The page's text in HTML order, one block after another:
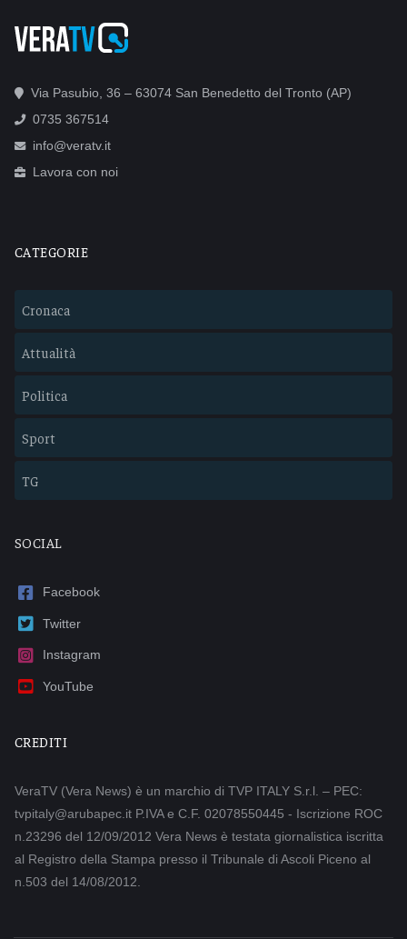
Via Pasubio, 36 – 63074 San Benedetto del Tronto (AP)
0735 367514
info@veratv.it
Lavora con noi
CATEGORIE
Cronaca
Attualità
Politica
Sport
TG
SOCIAL
Facebook
Twitter
Instagram
YouTube
CREDITI
VeraTV (Vera News) è un marchio di TVP ITALY S.r.l. – PEC:
tvpitaly@arubapec.it P.IVA e C.F. 02078550445 - Iscrizione ROC
n.23296 del 12/09/2012 Vera News è testata giornalistica iscritta
al Registro della Stampa presso il Tribunale di Ascoli Piceno al
n.503 del 14/08/2012.